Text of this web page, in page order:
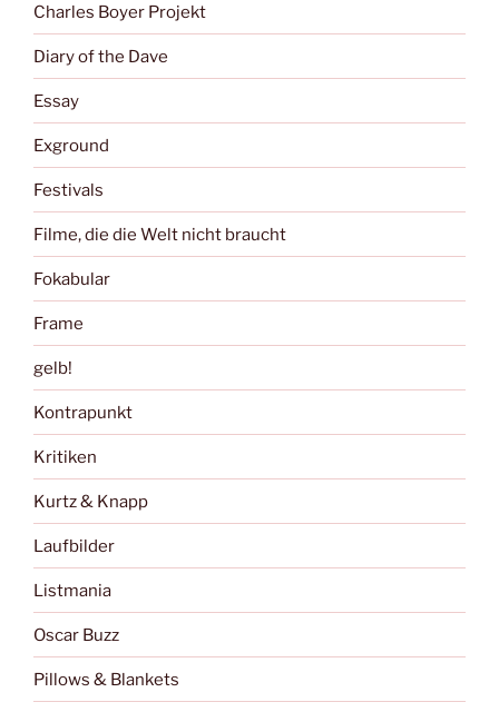
Charles Boyer Projekt
Diary of the Dave
Essay
Exground
Festivals
Filme, die die Welt nicht braucht
Fokabular
Frame
gelb!
Kontrapunkt
Kritiken
Kurtz & Knapp
Laufbilder
Listmania
Oscar Buzz
Pillows & Blankets